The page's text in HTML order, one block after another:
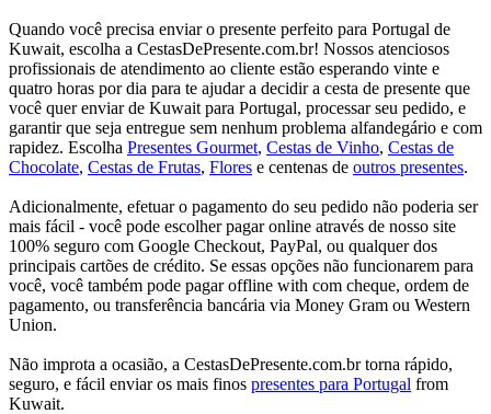
Quando você precisa enviar o presente perfeito para Portugal de
Kuwait, escolha a CestasDePresente.com.br! Nossos atenciosos
profissionais de atendimento ao cliente estão esperando vinte e
quatro horas por dia para te ajudar a decidir a cesta de presente que
você quer enviar de Kuwait para Portugal, processar seu pedido, e
garantir que seja entregue sem nenhum problema alfandegário e com
rapidez. Escolha Presentes Gourmet, Cestas de Vinho, Cestas de
Chocolate, Cestas de Frutas, Flores e centenas de outros presentes.
Adicionalmente, efetuar o pagamento do seu pedido não poderia ser
mais fácil - você pode escolher pagar online através de nosso site
100% seguro com Google Checkout, PayPal, ou qualquer dos
principais cartões de crédito. Se essas opções não funcionarem para
você, você também pode pagar offline with com cheque, ordem de
pagamento, ou transferência bancária via Money Gram ou Western
Union.
Não improta a ocasião, a CestasDePresente.com.br torna rápido,
seguro, e fácil enviar os mais finos presentes para Portugal from
Kuwait.